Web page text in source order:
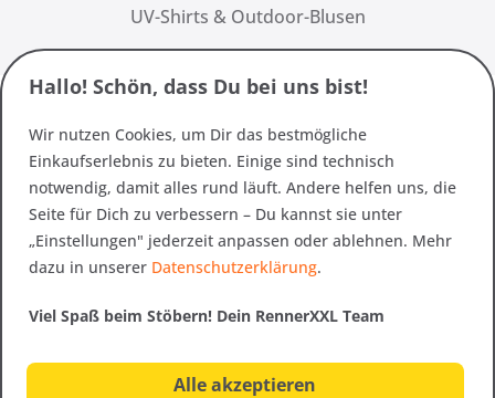
UV-Shirts & Outdoor-Blusen
Hallo! Schön, dass Du bei uns bist!
Wir nutzen Cookies, um Dir das bestmögliche
Einkaufserlebnis zu bieten. Einige sind technisch
notwendig, damit alles rund läuft. Andere helfen uns, die
Seite für Dich zu verbessern – Du kannst sie unter
„Einstellungen" jederzeit anpassen oder ablehnen. Mehr
dazu in unserer Datenschutzerklärung.
Viel Spaß beim Stöbern! Dein RennerXXL Team
Alle akzeptieren